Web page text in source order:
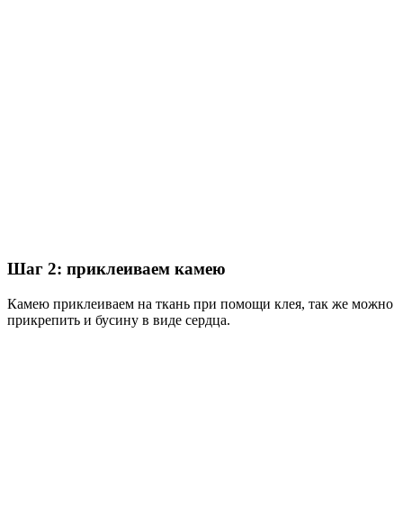
Шаг 2: приклеиваем камею
Камею приклеиваем на ткань при помощи клея, так же можно
прикрепить и бусину в виде сердца.